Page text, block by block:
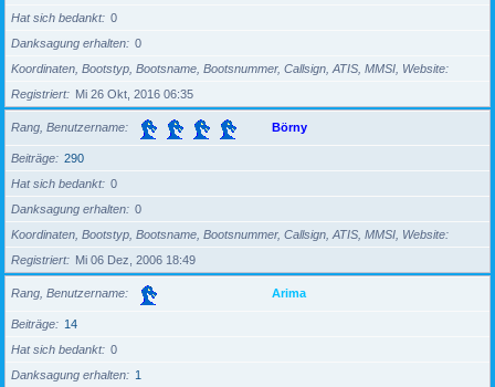
Hat sich bedankt
0
Danksagung erhalten
0
Koordinaten, Bootstyp, Bootsname, Bootsnummer, Callsign, ATIS, MMSI, Website
Registriert
Mi 26 Okt, 2016 06:35
Rang, Benutzername Börny
Beiträge
290
Hat sich bedankt
0
Danksagung erhalten
0
Koordinaten, Bootstyp, Bootsname, Bootsnummer, Callsign, ATIS, MMSI, Website
Registriert
Mi 06 Dez, 2006 18:49
Rang, Benutzername Arima
Beiträge
14
Hat sich bedankt
0
Danksagung erhalten
1